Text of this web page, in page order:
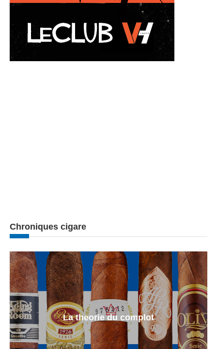
Chroniques cigare
La theorie du complot